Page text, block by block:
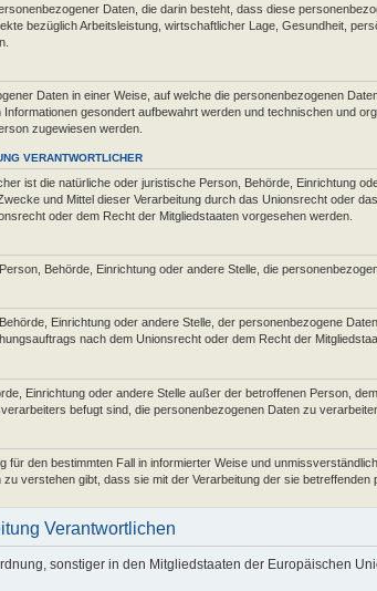
Daten, die darin besteht, dass diese
bezüglich Arbeitsleistung, wirtschaftlicher Lage, Gesundheit,
Daten in einer Weise, auf welche die personenbezogenen
gesondert aufbewahrt werden und technischen und
zugewiesen werden.
VERANTWORTLICHER
ist die natürliche oder juristische Person, Behörde, Einrichtung
und Mittel dieser Verarbeitung durch das Unionsrecht oder
oder dem Recht der Mitgliedstaaten vorgesehen werden.
Behörde, Einrichtung oder andere Stelle, die
Einrichtung oder andere Stelle, der personenbezogene
nach dem Unionsrecht oder dem Recht der
Einrichtung oder andere Stelle außer der betroffenen Person,
befugt sind, die personenbezogenen Daten zu
für den bestimmten Fall in informierter Weise und
verstehen gibt, dass sie mit der Verarbeitung der sie betreffenden
Verantwortlichen
sonstiger in den Mitgliedstaaten der Europäischen